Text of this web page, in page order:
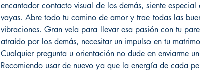
encantador contacto visual de los demás, siente especial
vayas. Abre todo tu camino de amor y trae todas las
vibraciones. Gran vela para llevar esa pasión con tu
atraído por los demás, necesitar un impulso en tu
Cualquier pregunta u orientación no dude en enviarme
Recomiendo usar de nuevo ya que la energía de cada